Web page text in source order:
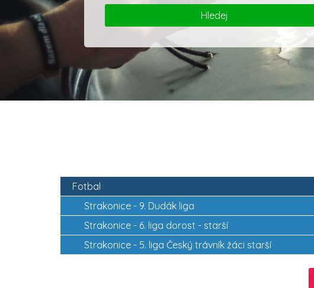
Fotbal
Strakonice - 9. Dudák liga
Strakonice - 6. liga dorost - starší
Strakonice - 5. liga Český trávník žáci starší